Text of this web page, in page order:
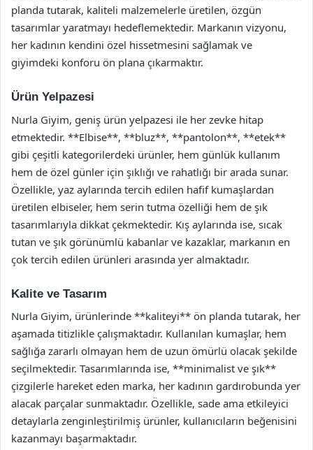
planda tutarak, kaliteli malzemelerle üretilen, özgün
tasarımlar yaratmayı hedeflemektedir. Markanın vizyonu,
her kadının kendini özel hissetmesini sağlamak ve
giyimdeki konforu ön plana çıkarmaktır.
Ürün Yelpazesi
Nurla Giyim, geniş ürün yelpazesi ile her zevke hitap
etmektedir. **Elbise**, **bluz**, **pantolon**, **etek**
gibi çeşitli kategorilerdeki ürünler, hem günlük kullanım
hem de özel günler için şıklığı ve rahatlığı bir arada sunar.
Özellikle, yaz aylarında tercih edilen hafif kumaşlardan
üretilen elbiseler, hem serin tutma özelliği hem de şık
tasarımlarıyla dikkat çekmektedir. Kış aylarında ise, sıcak
tutan ve şık görünümlü kabanlar ve kazaklar, markanın en
çok tercih edilen ürünleri arasında yer almaktadır.
Kalite ve Tasarım
Nurla Giyim, ürünlerinde **kaliteyi** ön planda tutarak, her
aşamada titizlikle çalışmaktadır. Kullanılan kumaşlar, hem
sağlığa zararlı olmayan hem de uzun ömürlü olacak şekilde
seçilmektedir. Tasarımlarında ise, **minimalist ve şık**
çizgilerle hareket eden marka, her kadının gardırobunda yer
alacak parçalar sunmaktadır. Özellikle, sade ama etkileyici
detaylarla zenginleştirilmiş ürünler, kullanıcıların beğenisini
kazanmayı başarmaktadır.